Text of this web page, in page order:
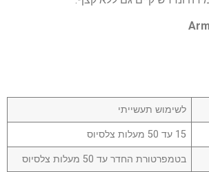
לשימוש תעשייתי
15 עד 50 מעלות צלסיוס
בטמפרטורת החדר עד 50 מעלות צלסיוס